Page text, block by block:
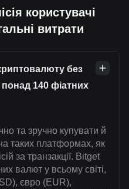
користувачі
витрати
без
понад 140 фіатних
та зручно купувати й
таких платформах, як
за транзакції. Bitget
валют у всьому світі,
євро (EUR),